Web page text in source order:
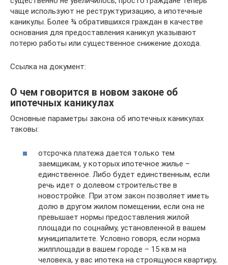
чаще используют не реструктуризацию, а ипотечные
каникулы. Более ¾ обратившихся граждан в качестве
основания для предоставления каникул указывают
потерю работы или существенное снижение дохода.
Ссылка на документ:
О чем говорится в новом законе об
ипотечных каникулах
Основные параметры закона об ипотечных каникулах
таковы:
отсрочка платежа дается только тем
заемщикам, у которых ипотечное жилье –
единственное. Либо будет единственным, если
речь идет о долевом строительстве в
новостройке. При этом закон позволяет иметь
долю в другом жилом помещении, если она не
превышает нормы предоставления жилой
площади по соцнайму, установленной в вашем
муниципалитете. Условно говоря, если норма
жилплощади в вашем городе – 15 кв.м на
человека, у вас ипотека на строящуюся квартиру,